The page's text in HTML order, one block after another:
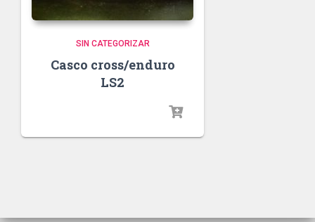
SIN CATEGORIZAR
Casco cross/enduro
LS2